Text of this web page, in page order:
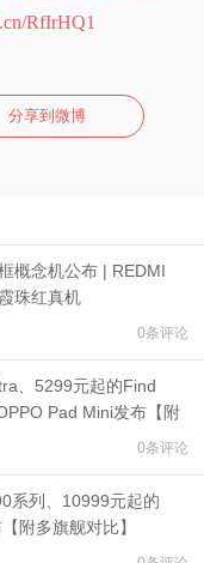
RfIrHQ1
分享到微博
概念机公布 | REDMI
珠红真机
0条评论
、5299元起的Find
Pad Mini发布【附
0条评论
系列、10999元起的
附多旗舰对比】